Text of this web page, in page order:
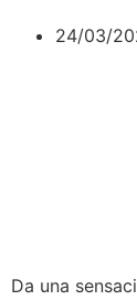
24/03/
Da una